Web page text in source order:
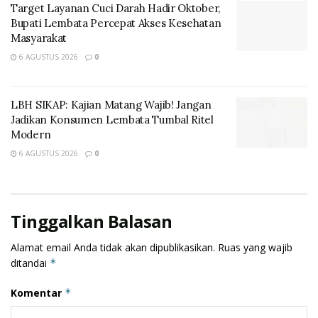
Alexander Bala Tifaona CEO PT. Lembata Hira
Sejahtera , mengatakan Program menanam Malapari
Panen Porang lahir dari dua isu penting yang muncul
“Perubahan iklim, dimana secara global saat ini lagi
pusing bagaimana cara untuk menyelamatkan dunia
dengan adanya perubahan iklim yang terjadi, sehingga
menyelamatkan bumi yaitu menanam,” ucap Alex
Target Layanan Cuci Darah Hadir Oktober,
Bupati Lembata Percepat Akses Kesehatan
Masyarakat
6 AGUSTUS 2026 0
LBH SIKAP: Kajian Matang Wajib! Jangan
Jadikan Konsumen Lembata Tumbal Ritel
Modern
6 AGUSTUS 2026 0
Tinggalkan Balasan
Alamat email Anda tidak akan dipublikasikan. Ruas yang wajib
ditandai *
Komentar *